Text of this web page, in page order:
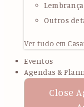
Outros
Ver tudo em
Eventos
Agendas &
Close